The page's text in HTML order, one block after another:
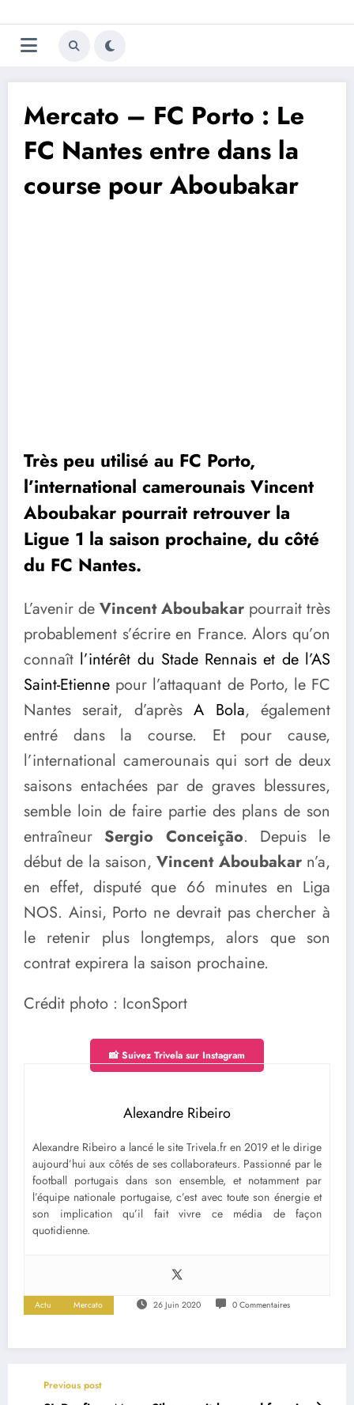
au
contenu
Trivela
L'actualité du football
Mercato – FC Porto : Le
FC Nantes entre dans la
course pour Aboubakar
Très peu utilisé au FC Porto,
l’international camerounais Vincent
Aboubakar pourrait retrouver la
Ligue 1 la saison prochaine, du côté
du FC Nantes.
L’avenir de Vincent Aboubakar pourrait très
probablement s’écrire en France. Alors qu’on
connaît l’intérêt du Stade Rennais et de l’AS
Saint-Etienne pour l’attaquant de Porto, le FC
Nantes serait, d’aprèsA Bola, également
entré dans la course. Et pour cause,
l’international camerounais qui sort de deux
saisons entachées par de graves blessures,
semble loin de faire partie des plans de son
entraîneur Sergio Conceição. Depuis le
début de la saison,Vincent Aboubakarn’a,
en effet, disputé que 66 minutes en Liga
NOS. Ainsi, Porto ne devrait pas chercher à
le retenir plus longtemps, alors que son
contrat expirera la saison prochaine.
Crédit photo : IconSport
📸 Suivez Trivela sur Instagram
Alexandre Ribeiro
Alexandre Ribeiro a lancé le site Trivela.fr en 2019 et le dirige
aujourd’hui aux côtés de ses collaborateurs. Passionné par le
football portugais dans son ensemble, et notamment par
l’équipe nationale portugaise, c’est avec toute son énergie et
son implication qu’il fait vivre ce média de façon
quotidienne.
Actu Mercato 26 Juin 2020 0 Commentaires
Previous post